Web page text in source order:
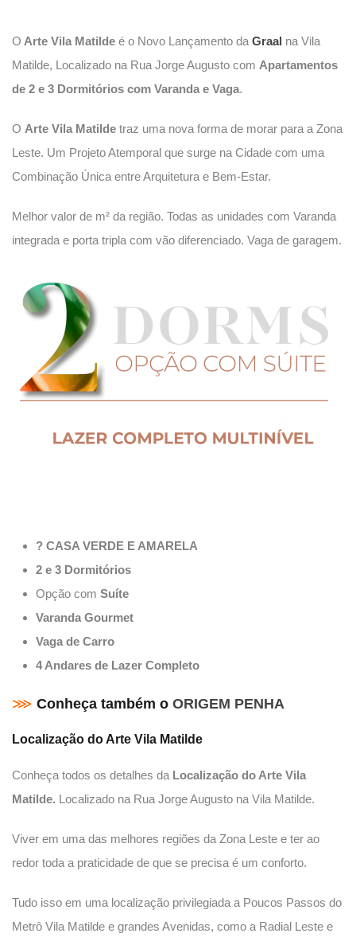
O Arte Vila Matilde é o Novo Lançamento da Graal na Vila
Matilde, Localizado na Rua Jorge Augusto com Apartamentos
de 2 e 3 Dormitórios com Varanda e Vaga.
O Arte Vila Matilde traz uma nova forma de morar para a Zona
Leste. Um Projeto Atemporal que surge na Cidade com uma
Combinação Única entre Arquitetura e Bem-Estar.
Melhor valor de m² da região. Todas as unidades com Varanda
integrada e porta tripla com vão diferenciado. Vaga de garagem.
? CASA VERDE E AMARELA
2 e 3 Dormitórios
Opção com Suíte
Varanda Gourmet
Vaga de Carro
4 Andares de Lazer Completo
⋙ Conheça também o ORIGEM PENHA
Localização do Arte Vila Matilde
Conheça todos os detalhes da Localização do Arte Vila
Matilde. Localizado na Rua Jorge Augusto na Vila Matilde.
Viver em uma das melhores regiões da Zona Leste e ter ao
redor toda a praticidade de que se precisa é um conforto.
Tudo isso em uma localização privilegiada a Poucos Passos do
Metrô Vila Matilde e grandes Avenidas, como a Radial Leste e